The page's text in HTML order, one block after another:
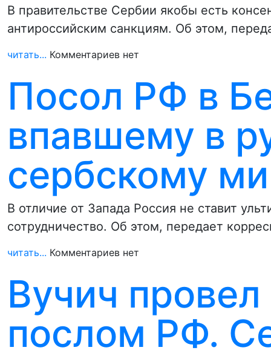
В правительстве Сербии якобы есть
антироссийским санкциям. Об этом,
читать... Комментариев нет
Посол РФ в
впавшему в
сербскому
В отличие от Запада Россия не ставит
сотрудничество. Об этом, передает
читать... Комментариев нет
Вучич провел
послом РФ.